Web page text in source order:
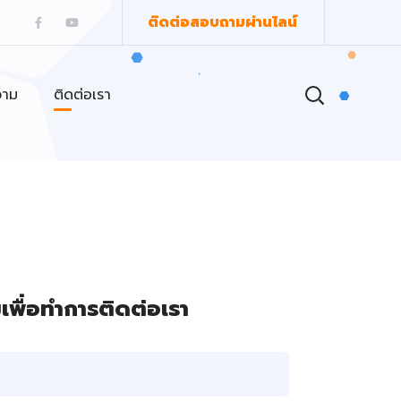
ติดต่อสอบถามผ่านไลน์
ม ติดต่อเรา
อทำการติดต่อเรา